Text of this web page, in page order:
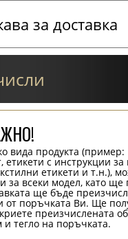
вида продукта
етикети с инструкции
етикети и т.н.),
за всеки модел, като ще
ще бъде
от поръчката Ви. Ще
преизчислената
и тегло на поръчката.